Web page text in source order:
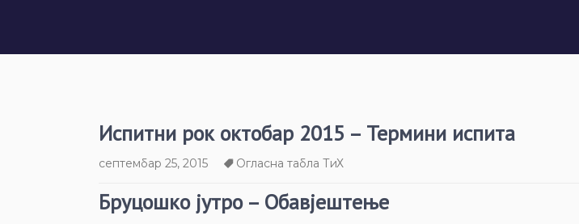
Испитни рок октобар 2015 – Термини испита
септембар 25, 2015 Огласна табла ТиХ
Бруцошко јутро – Обавјештење